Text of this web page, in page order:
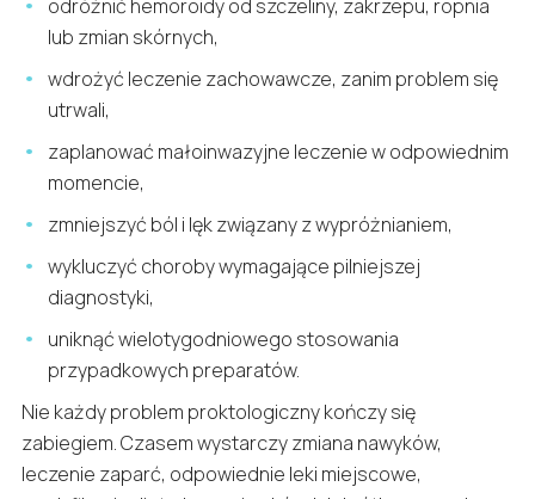
odróżnić hemoroidy od szczeliny, zakrzepu, ropnia
lub zmian skórnych,
wdrożyć leczenie zachowawcze, zanim problem się
utrwali,
zaplanować małoinwazyjne leczenie w odpowiednim
momencie,
zmniejszyć ból i lęk związany z wypróżnianiem,
wykluczyć choroby wymagające pilniejszej
diagnostyki,
uniknąć wielotygodniowego stosowania
przypadkowych preparatów.
Nie każdy problem proktologiczny kończy się
zabiegiem. Czasem wystarczy zmiana nawyków,
leczenie zaparć, odpowiednie leki miejscowe,